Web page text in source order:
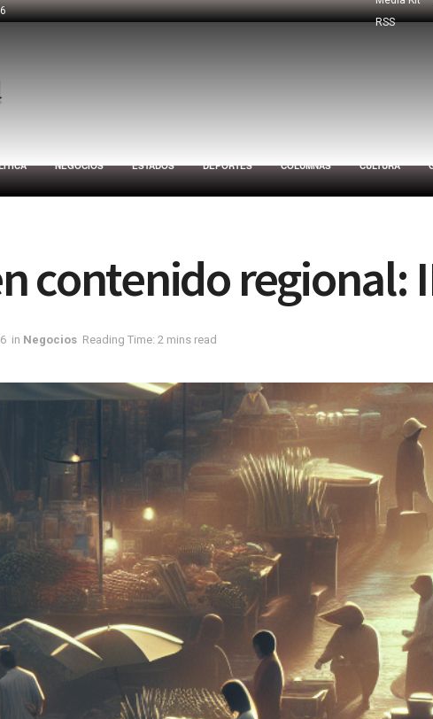
RSS
NEGOCIOS ESTADOS DEPORTES COLUMNAS CULTURA
contenido regional:
in Negocios Reading Time: 2 mins read